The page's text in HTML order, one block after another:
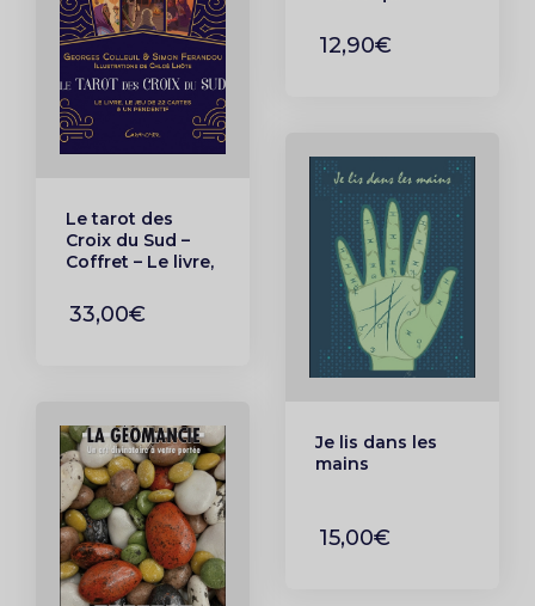
mes questions
12,90€
Le tarot des
Croix du Sud –
Coffret – Le livre,
cartes & un
pendentif
33,00€
Je lis dans les
mains
15,00€